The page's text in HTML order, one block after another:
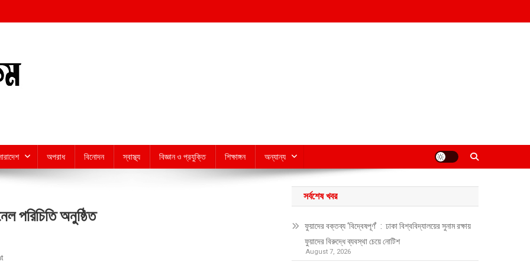
অপরাধ বিনোদন স্বাস্থ্য বিজ্ঞান ও প্রযুক্তি শিক্ষাঙ্গন অন্যান্য
পরিচিতি অনুষ্ঠিত
On
সর্বশেষ খবর
ফুয়াদের বক্তব্য ‘বিদ্বেষপূর্ণ’ : ঢাকা বিশ্ববিদ্যালয়ের সুনাম রক্ষায়
ফুয়াদের বিরুদ্ধে ব্যবস্থা চেয়ে নোটিশ
August 7, 2026